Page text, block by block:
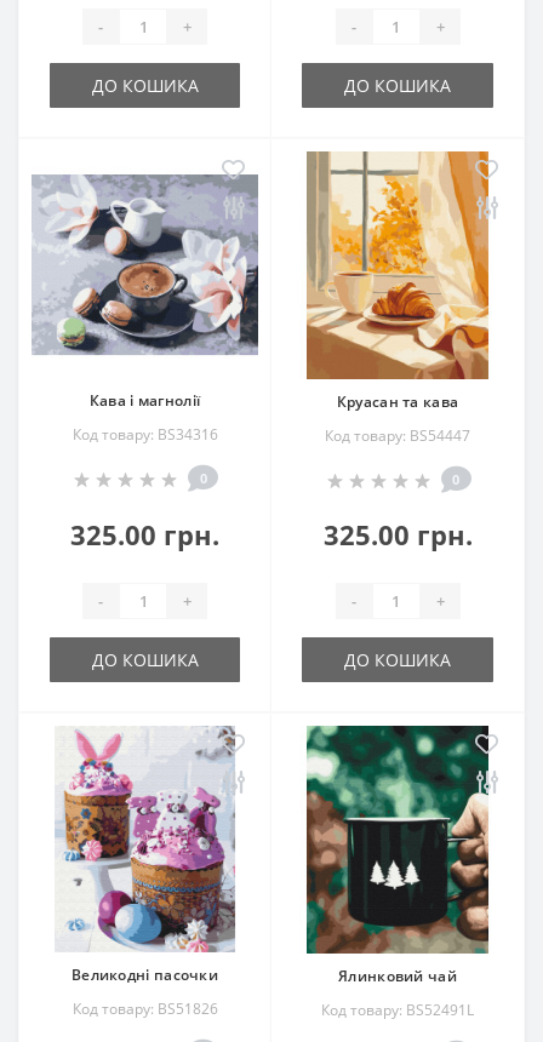
- +
ДО КОШИКА
- +
ДО КОШИКА
Кава і магнолії
Код товару: BS34316
0
325.00 грн.
- +
ДО КОШИКА
Круасан та кава
Код товару: BS54447
0
325.00 грн.
- +
ДО КОШИКА
Великодні пасочки
Код товару: BS51826
Ялинковий чай
Код товару: BS52491L